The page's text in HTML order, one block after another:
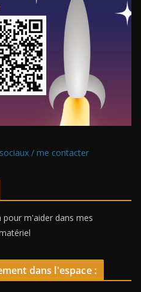
/ me contacter
m'aider dans mes
dans l'espace :